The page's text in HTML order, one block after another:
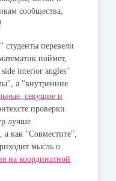
сообщества,
перевели
поймет,
interior angles"
а "внутренние
секущие и
проверки
лучше
а как "Совместите",
мысль о
на координатной